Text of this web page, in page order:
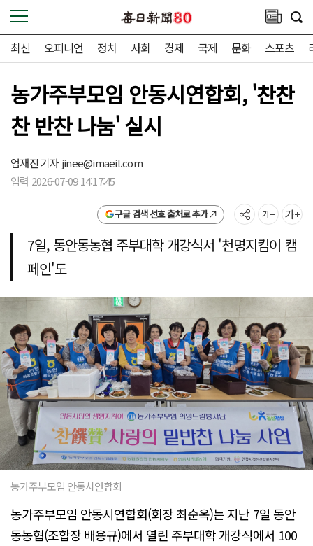
최신 오피니언 정치 사회 경제 국제 문화 스포츠
농가주부모임 안동시연합회, '찬찬
찬 반찬 나눔' 실시
엄재진 기자jinee@imaeil.com
입력 2026-07-09 14:17:45
구글 검색 선호 출처로 추가
7일, 동안동농협 주부대학 개강식서 '천명지킴이 캠
페인'도
농가주부모임 안동시연합회
농가주부모임 안동시연합회(회장 최순옥)는 지난 7일 동안
동농협(조합장 배용규)에서 열린 주부대학 개강식에서 100